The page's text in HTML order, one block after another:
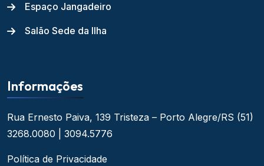
Espaço Jangadeiro
Salão Sede da Ilha
Informações
Rua Ernesto Paiva, 139 Tristeza – Porto Alegre/RS (51)
3268.0080 | 3094.5776
Política de Privacidade